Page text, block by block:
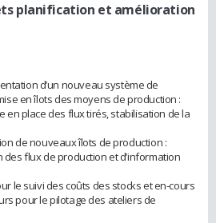
planification et amélioration
d’un nouveau système de
en îlots des moyens de production :
en place des flux tirés, stabilisation de la
de nouveaux îlots de production :
flux de production et d’information
le suivi des coûts des stocks et en-cours
pour le pilotage des ateliers de